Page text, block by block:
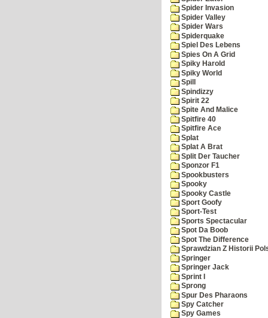
Spider Invasion
Spider Valley
Spider Wars
Spiderquake
Spiel Des Lebens
Spies On A Grid
Spiky Harold
Spiky World
Spill
Spindizzy
Spirit 22
Spite And Malice
Spitfire 40
Spitfire Ace
Splat
Splat A Brat
Split Der Taucher
Sponzor F1
Spookbusters
Spooky
Spooky Castle
Sport Goofy
Sport-Test
Sports Spectacular
Spot Da Boob
Spot The Difference
Sprawdzian Z Historii
Springer
Springer Jack
Sprint I
Sprong
Spur Des Pharaons
Spy Catcher
Spy Games